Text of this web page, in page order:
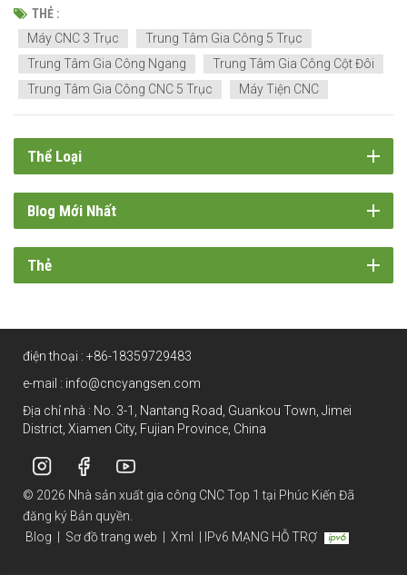
khắc và gia công bề mặt, phù hợp để sản xuất các bộ phận có độ
chính xác cao và chất lượng ổn định. So v...
THẺ :
Máy CNC 3 Trục
Trung Tâm Gia Công 5 Trục
Trung Tâm Gia Công Ngang
Trung Tâm Gia Công Cột Đôi
Trung Tâm Gia Công CNC 5 Trục
Máy Tiện CNC
Thể Loại
Blog Mới Nhất
Thẻ
điện thoại : +86-18359729483
e-mail : info@cncyangsen.com
Địa chỉ nhà : No. 3-1, Nantang Road, Guankou Town, Jimei
District, Xiamen City, Fujian Province, China
© 2026 Nhà sản xuất gia công CNC Top 1 tại Phúc Kiến Đã
đăng ký Bản quyền.
Blog
Sơ đồ trang web Xml IPv6 MẠNG HỖ TRỢ